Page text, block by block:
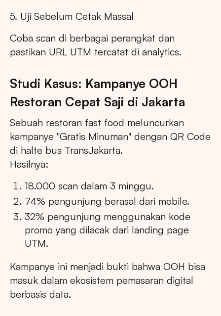
5. Uji Sebelum Cetak Massal
Coba scan di berbagai perangkat dan
pastikan URL UTM tercatat di analytics.
Studi Kasus: Kampanye OOH
Restoran Cepat Saji di Jakarta
Sebuah restoran fast food meluncurkan
kampanye "Gratis Minuman" dengan QR Code
di halte bus TransJakarta.
Hasilnya:
18.000 scan dalam 3 minggu.
74% pengunjung berasal dari mobile.
32% pengunjung menggunakan kode
promo yang dilacak dari landing page
UTM.
Kampanye ini menjadi bukti bahwa OOH bisa
masuk dalam ekosistem pemasaran digital
berbasis data.